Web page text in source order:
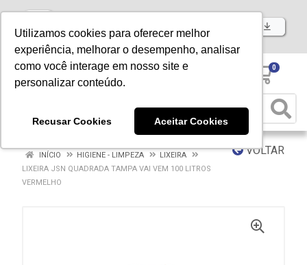
Utilizamos cookies para oferecer melhor
experiência, melhorar o desempenho, analisar
como você interage em nosso site e
personalizar conteúdo.
Recusar Cookies Aceitar Cookies
Baixe já nosso APP
0
VOLTAR
INÍCIO HIGIENE - LIMPEZA
LIXEIRA
LIXEIRA JSN QUADRADA TAMPA VAI VEM 100 LITROS
VERMELHO